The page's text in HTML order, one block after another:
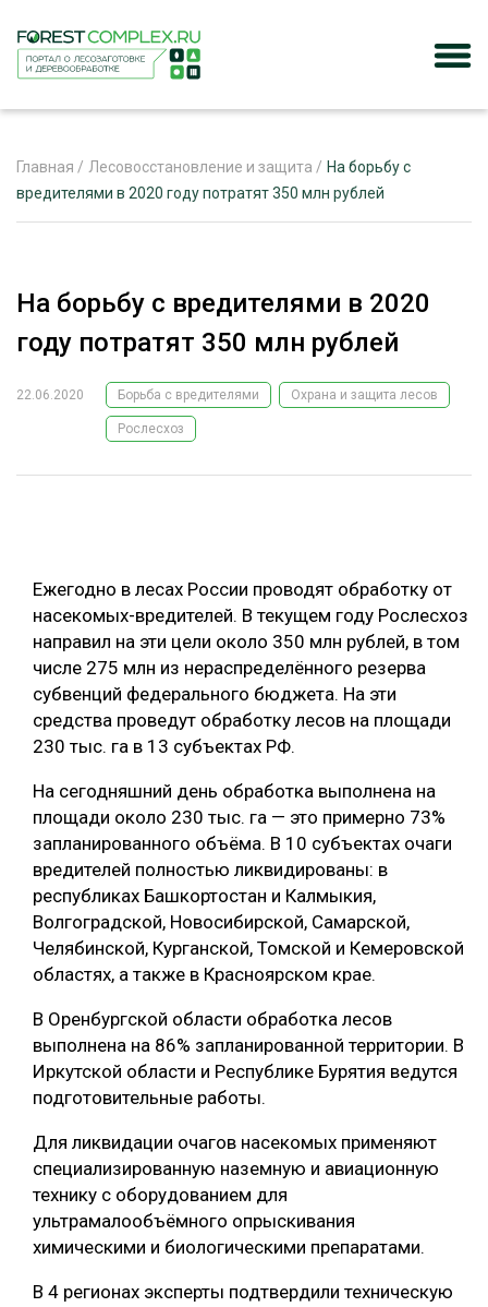
РЕКЛАМОДАТЕЛЯМ
ЛЕСНОЕ ХОЗЯЙСТВО
ЛЕСОЗАГОТОВКА
БИОЭНЕРГЕТИКА
ЛЕСОВОССТАНОВЛЕНИЕ И ЗАЩИТА
ЛОГИСТИКА
ПРОИЗВОДСТВО ДРЕВЕСНЫХ ПЛИТ
ЦБП
КОМПЛЕКСНАЯ ПЕРЕРАБОТКА
ЛЕСОПИЛЕНИЕ
ДЕРЕВЯННОЕ ДОМОСТРОЕНИЕ
БЕЗОПАСНОЕ ПРОИЗВОДСТВО
СОРТИРОВКА ДРЕВЕСИНЫ
СУШКА ДРЕВЕСИНЫ
МЕБЕЛЬНОЕ ПРОИЗВОДСТВО
ПОДБОРКИ СТАТЕЙ
Главная / Лесовосстановление и защита / На борьбу с
вредителями в 2020 году потратят 350 млн рублей
На борьбу с вредителями в 2020
году потратят 350 млн рублей
22.06.2020 Борьба с вредителями Охрана и защита лесов
Рослесхоз
Ежегодно в лесах России проводят обработку от
насекомых-вредителей. В текущем году Рослесхоз
направил на эти цели около 350 млн рублей, в том
числе 275 млн из нераспределённого резерва
субвенций федерального бюджета. На эти
средства проведут обработку лесов на площади
230 тыс. га в 13 субъектах РФ.
На сегодняшний день обработка выполнена на
площади около 230 тыс. га — это примерно 73%
запланированного объёма. В 10 субъектах очаги
вредителей полностью ликвидированы: в
республиках Башкортостан и Калмыкия,
Волгоградской, Новосибирской, Самарской,
Челябинской, Курганской, Томской и Кемеровской
областях, а также в Красноярском крае.
В Оренбургской области обработка лесов
выполнена на 86% запланированной территории. В
Иркутской области и Республике Бурятия ведутся
подготовительные работы.
Для ликвидации очагов насекомых применяют
специализированную наземную и авиационную
технику с оборудованием для
ультрамалообъёмного опрыскивания
химическими и биологическими препаратами.
В 4 регионах эксперты подтвердили техническую